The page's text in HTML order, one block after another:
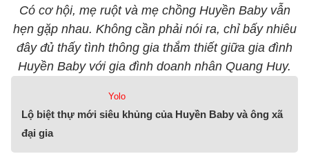
Có cơ hội, mẹ ruột và mẹ chồng Huyền Baby vẫn
hẹn gặp nhau. Không cần phải nói ra, chỉ bấy nhiêu
đây đủ thấy tình thông gia thắm thiết giữa gia đình
Huyền Baby với gia đình doanh nhân Quang Huy.
Yolo
Lộ biệt thự mới siêu khủng của Huyền Baby và ông xã
đại gia